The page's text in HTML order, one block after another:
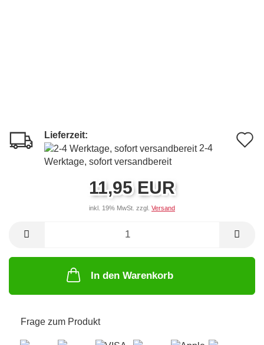
Lieferzeit:
2-4
Werktage, sofort versandbereit
11,95 EUR
inkl. 19% MwSt. zzgl. Versand
In den Warenkorb
Frage zum Produkt